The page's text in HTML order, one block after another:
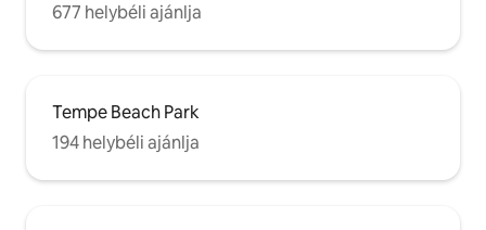
677 helybéli ajánlja
Tempe Beach Park
194 helybéli ajánlja